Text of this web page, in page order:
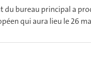
du bureau principal a
qui aura lieu le 26